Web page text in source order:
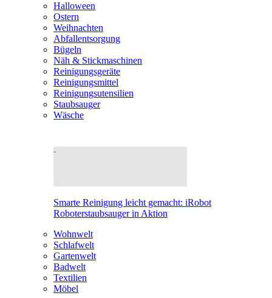
Halloween
Ostern
Weihnachten
Abfallentsorgung
Bügeln
Näh & Stickmaschinen
Reinigungsgeräte
Reinigungsmittel
Reinigungsutensilien
Staubsauger
Wäsche
Smarte Reinigung leicht gemacht: iRobot
Roboterstaubsauger in Aktion
Wohnwelt
Schlafwelt
Gartenwelt
Badwelt
Textilien
Möbel